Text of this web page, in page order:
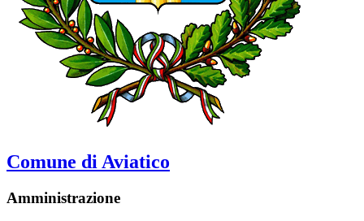
Comune di Aviatico
Amministrazione